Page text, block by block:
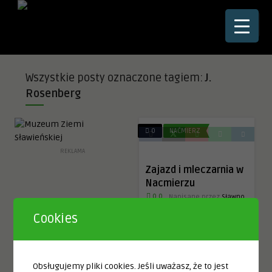
☰
Wszystkie posty oznaczone tagiem:J.
Rosenberg
REKLAMA
0 NAĆMIERZ
Zajazd i mleczarnia w
Nacmierzu
0.0 Napisane przezSławno
Cookies
Obsługujemy pliki cookies. Jeśli uważasz, że to jest